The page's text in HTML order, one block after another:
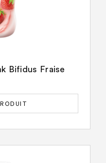
Bifidus Fraise